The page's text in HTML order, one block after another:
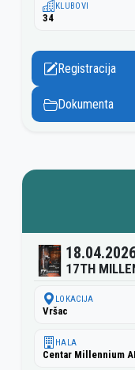
KLUBOVI
34
Registracija
Dokumenta
17TH
LOKACIJA
Vršac
HALA
Centar Millennium